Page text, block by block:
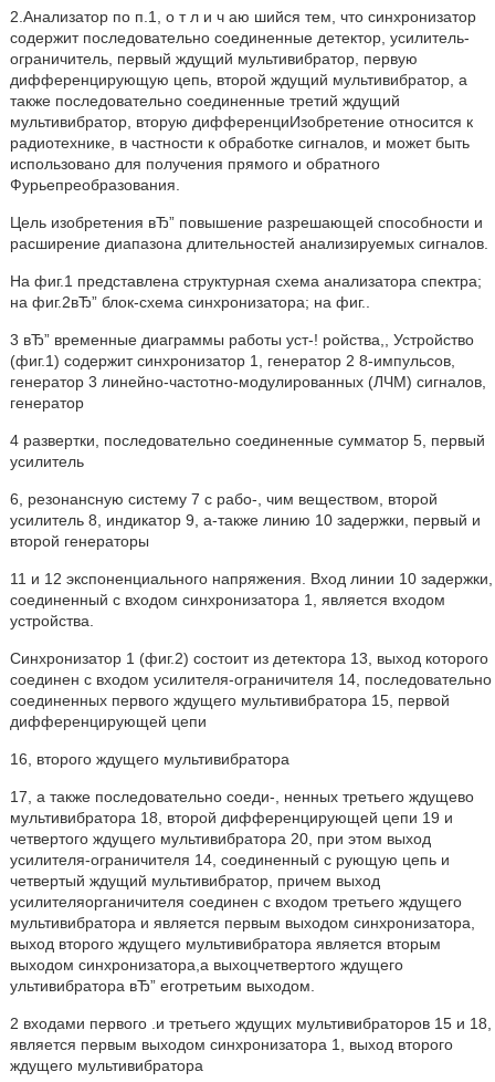
2.Анализатор по п.1, о т л и ч аю шийся тем, что синхронизатор
содержит последовательно соединенные детектор, усилитель-
ограничитель, первый ждущий мультивибратор, первую
дифференцирующую цепь, второй ждущий мультивибратор, а
также последовательно соединенные третий ждущий
мультивибратор, вторую дифференциИзобретение относится к
радиотехнике, в частности к обработке сигналов, и может быть
использовано для получения прямого и обратного
Фурьепреобразования.
Цель изобретения вЂ” повышение разрешающей способности и
расширение диапазона длительностей анализируемых сигналов.
На фиг.1 представлена структурная схема анализатора спектра;
на фиг.2вЂ” блок-схема синхронизатора; на фиг..
3 вЂ” временные диаграммы работы уст-! ройства,, Устройство
(фиг.1) содержит синхронизатор 1, генератор 2 8-импульсов,
генератор 3 линейно-частотно-модулированных (ЛЧМ) сигналов,
генератор
4 развертки, последовательно соединенные сумматор 5, первый
усилитель
6, резонансную систему 7 с рабо-, чим веществом, второй
усилитель 8, индикатор 9, а-также линию 10 задержки, первый и
второй генераторы
11 и 12 экспоненциального напряжения. Вход линии 10 задержки,
соединенный с входом синхронизатора 1, является входом
устройства.
Синхронизатор 1 (фиг.2) состоит из детектора 13, выход которого
соединен с входом усилителя-ограничителя 14, последовательно
соединенных первого ждущего мультивибратора 15, первой
дифференцирующей цепи
16, второго ждущего мультивибратора
17, а также последовательно соеди-, ненных третьего ждущево
мультивибратора 18, второй дифференцирующей цепи 19 и
четвертого ждущего мультивибратора 20, при этом выход
усилителя-ограничителя 14, соединенный с рующую цепь и
четвертый ждущий мультивибратор, причем выход
усилителяорганичителя соединен с входом третьего ждущего
мультивибратора и является первым выходом синхронизатора,
выход второго ждущего мультивибратора является вторым
выходом синхронизатора,а выхоцчетвертого ждущего
ультивибратора вЂ” еготретьим выходом.
2 входами первого .и третьего ждущих мультивибраторов 15 и 18,
является первым выходом синхронизатора 1, выход второго
ждущего мультивибратора